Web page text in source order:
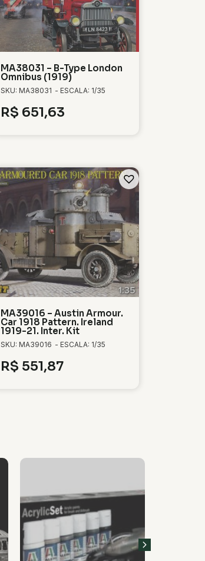
MA38031 – B-Type London
Omnibus (1919)
SKU: MA38031 - ESCALA: 1/35
R$ 651,63
MA39016 – Austin Armour.
Car 1918 Pattern. Ireland
1919-21. Inter. Kit
SKU: MA39016 - ESCALA: 1/35
R$ 551,87